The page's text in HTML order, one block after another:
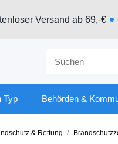
Versand ab 69,-€
Typ Behörden &
& Rettung